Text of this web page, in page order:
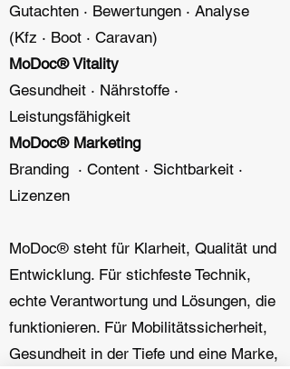
Gutachten · Bewertungen · Analyse
(Kfz · Boot · Caravan)
MoDoc®️ Vitality
Gesundheit · Nährstoffe ·
Leistungsfähigkeit
MoDoc®️ Marketing
Branding · Content · Sichtbarkeit ·
Lizenzen
MoDoc®️ steht für Klarheit, Qualität und
Entwicklung. Für stichfeste Technik,
echte Verantwortung und Lösungen, die
funktionieren. Für Mobilitätssicherheit,
Gesundheit in der Tiefe und eine Marke,